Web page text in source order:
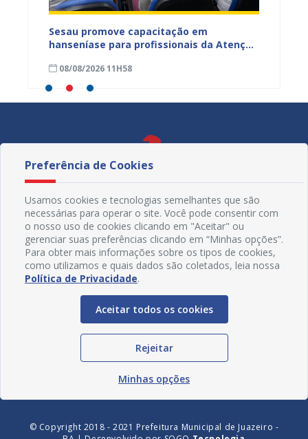
Sesau promove capacitação em
hanseníase para profissionais da Atenção
08/08/2026 11H58
Redes Sociais
© Copyright 2018 - 2021 Prefeitura Municipal de Juazeiro -
Preferência de Cookies
Usamos cookies e tecnologias semelhantes que são
necessárias para operar o site. Você pode consentir com
o nosso uso de cookies clicando em "Aceitar" ou
gerenciar suas preferências clicando em “Minhas opções”.
Para obter mais informações sobre os tipos de cookies,
como utilizamos e quais dados são coletados, leia nossa
Política de Privacidade.
Aceitar todos os cookies
Rejeitar
Minhas opções